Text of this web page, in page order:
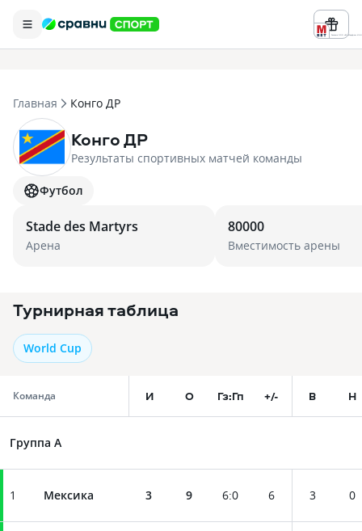
Реклама ООО «БК «Марафон» ИНН
Главная Конго ДР
Конго ДР
Результаты спортивных матчей команды
Футбол
Stade des Martyrs
Арена
80000
Вместимость арены
Турнирная таблица
World Cup
Команда И О Гз:Гп +/- В Н
Группа A
1 Мексика 3 9 6:0 6 3 0